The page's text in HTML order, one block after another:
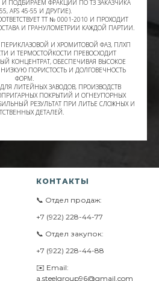
ПОДБИРАЕМ ФРАКЦИИ ПО ТЗ ЗАКАЗЧИКА
AFS 45-55 И ДРУГИЕ).
ТТ № 0001-2010 И ПРОХОДИТ
И ГРАНУЛОМЕТРИИ КАЖДОЙ ПАРТИИ.
И ХРОМИТОВОЙ ФАЗ, ПЛХП
И ТЕРМОСТОЙКОСТИ ПРЕВОСХОДИТ
КОНЦЕНТРАТ, ОБЕСПЕЧИВАЯ ВЫСОКОЕ
НИЗКУЮ ПОРИСТОСТЬ И ДОЛГОВЕЧНОСТЬ
ФОРМ.
ЛИТЕЙНЫХ ЗАВОДОВ, ПРОИЗВОДСТВ
ПОКРЫТИЙ И ОГНЕУПОРНЫХ
РЕЗУЛЬТАТ ПРИ ЛИТЬЕ СЛОЖНЫХ И
ДЕТАЛЕЙ.
КОНТАКТЫ
📞 Отдел продаж:
+7 (922) 228-44-77
📞 Отдел закупок:
+7 (922) 228-44-88
✉️ Email:
a.steelgroup96@gmail.com